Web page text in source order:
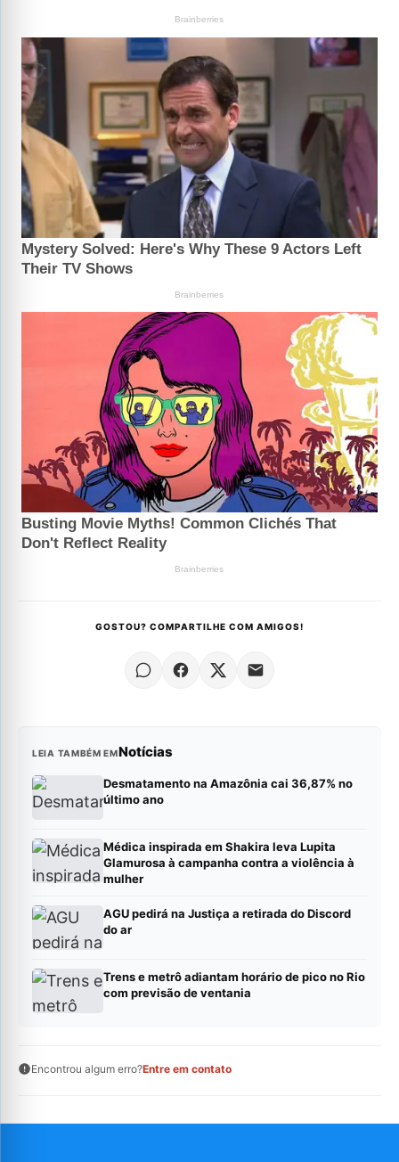
GOSTOU? COMPARTILHE COM AMIGOS!
LEIA TAMBÉM EMNotícias
Desmatamento na Amazônia cai 36,87% no
último ano
Médica inspirada em Shakira leva Lupita
Glamurosa à campanha contra a violência à
mulher
AGU pedirá na Justiça a retirada do Discord
do ar
Trens e metrô adiantam horário de pico no Rio
com previsão de ventania
Encontrou algum erro?Entre em contato